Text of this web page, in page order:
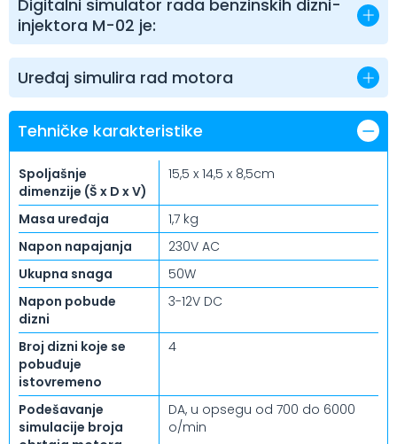
Digitalni simulator rada benzinskih dizni-
injektora M-02 je:
Uređaj simulira rad motora
Tehničke karakteristike
Spoljašnje
dimenzije (Š x D x V)
15,5 x 14,5 x 8,5cm
Masa uređaja
1,7 kg
Napon napajanja
230V AC
Ukupna snaga
50W
Napon pobude
dizni
3-12V DC
Broj dizni koje se
pobuđuje
istovremeno
4
Podešavanje
simulacije broja
DA, u opsegu od 700 do 6000
o/min